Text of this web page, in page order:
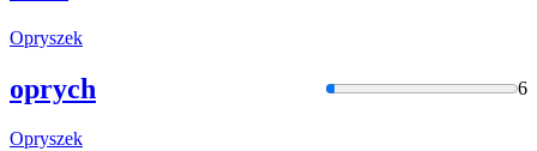
Opryszek
oprych 6
Opryszek